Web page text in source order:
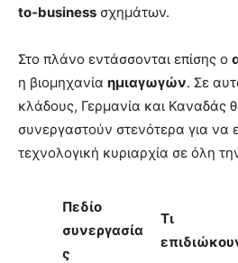
to-business σχημάτων.
Στο πλάνο εντάσσονται επίσης ο
η βιομηχανία ημιαγωγών. Σε
κλάδους, Γερμανία και Καναδάς
συνεργαστούν στενότερα για να
τεχνολογική κυριαρχία σε όλη
Πεδίο
συνεργασία
ς
Τι